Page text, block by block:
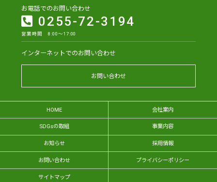
お電話でのお問い合わせ
0255-72-3194
営業時間 8:00～17:00
インターネットでのお問い合わせ
お問い合わせ
HOME 会社案内
SDGsの取組 事業内容
お知らせ 採用情報
お問い合わせ プライバシーポリシー
サイトマップ